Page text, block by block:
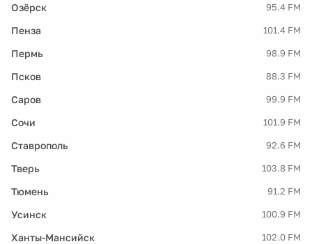
Озёрск 95.4 FM
Пенза 101.4 FM
Пермь 98.9 FM
Псков 88.3 FM
Саров 99.9 FM
Сочи 101.9 FM
Ставрополь 92.6 FM
Тверь 103.8 FM
Тюмень 91.2 FM
Усинск 100.9 FM
Ханты-Мансийск 102.0 FM